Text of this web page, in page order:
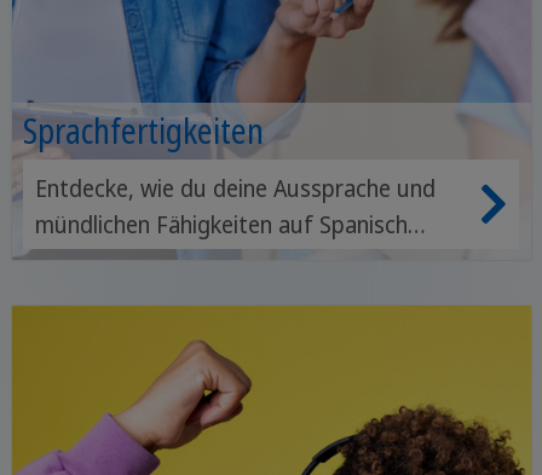
Sprachfertigkeiten
Entdecke, wie du deine Aussprache und
mündlichen Fähigkeiten auf Spanisch
verbessern kannst.